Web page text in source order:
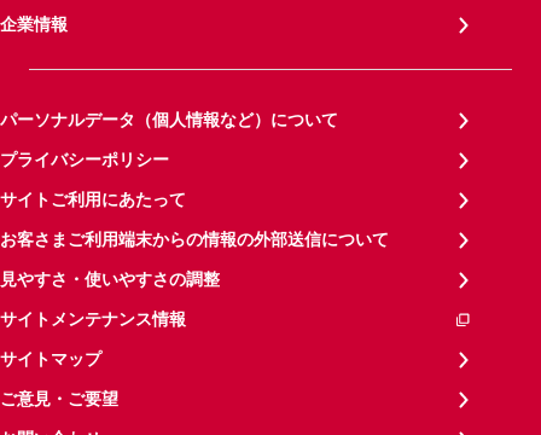
企業情報
パーソナルデータ（個人情報など）について
プライバシーポリシー
サイトご利用にあたって
お客さまご利用端末からの情報の外部送信について
見やすさ・使いやすさの調整
サイトメンテナンス情報
サイトマップ
ご意見・ご要望